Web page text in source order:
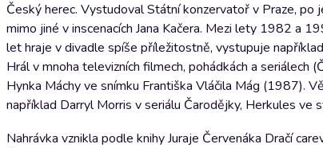
Český herec. Vystudoval Státní konzervatoř v Praze,
mimo jiné v inscenacích Jana Kačera. Mezi lety 1982 a
let hraje v divadle spíše příležitostně, vystupuje
Hrál v mnoha televizních filmech, pohádkách a seriálech
Hynka Máchy ve snímku Františka Vláčila Mág (1987).
například Darryl Morris v seriálu Čarodějky, Herkules ve
Nahrávka vznikla podle knihy Juraje Červenáka Dračí